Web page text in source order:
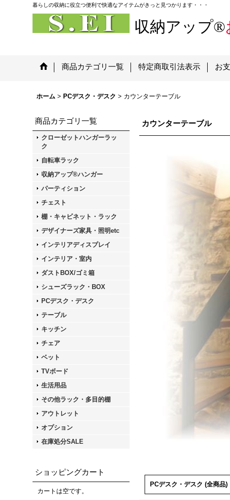
暮らしの収納に役立つ便利で快適なアイテムがきっと見つかります・・・
収納アップ®
商品カテゴリ一覧 特定商取引法表示 お
ホーム > PCデスク・デスク > カウンターテーブル
商品カテゴリ一覧
クローゼットハンガーラッ
ク
自転車ラック
収納アップ®ハンガー
パーティション
チェスト
棚・キャビネット・ラック
デザイナーズ家具・照明etc
インテリアディスプレイ
インテリア・室内
ダストBOX/ゴミ箱
シューズラック・BOX
PCデスク・デスク
テーブル
キッチン
チェア
ベット
TVボード
生活用品
その他ラック・多目的棚
アウトレット
オプション
在庫処分SALE
ショッピングカート
カートは空です。
カウンターテーブル
PCデスク・デスク (全商品)